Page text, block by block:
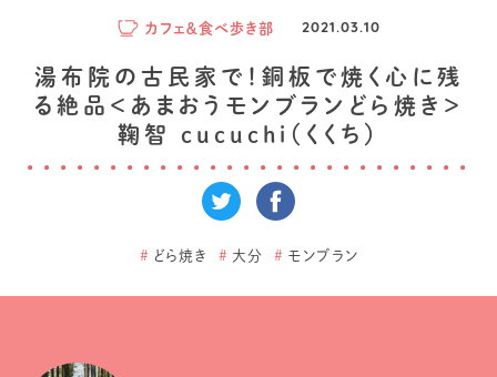
カフェ＆食べ歩き部 2021.03.10
湯布院の古民家で！銅板で焼く心に残
る絶品＜あまおうモンブランどら焼き＞
鞠智 cucuchi（くくち）
# どら焼き # 大分 # モンブラン